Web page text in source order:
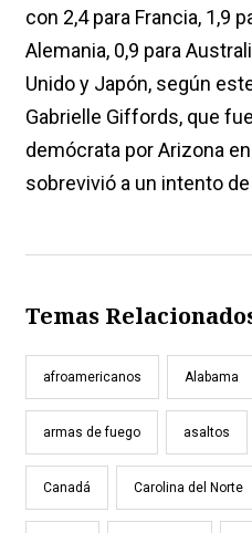
con 2,4 para Francia, 1,9
Alemania, 0,9 para
Unido y Japón, según
Gabrielle Giffords, que
demócrata por Arizona
sobrevivió a un intento
Temas
afroamericanos Alabama
armas de fuego asaltos
Canadá Carolina del Norte